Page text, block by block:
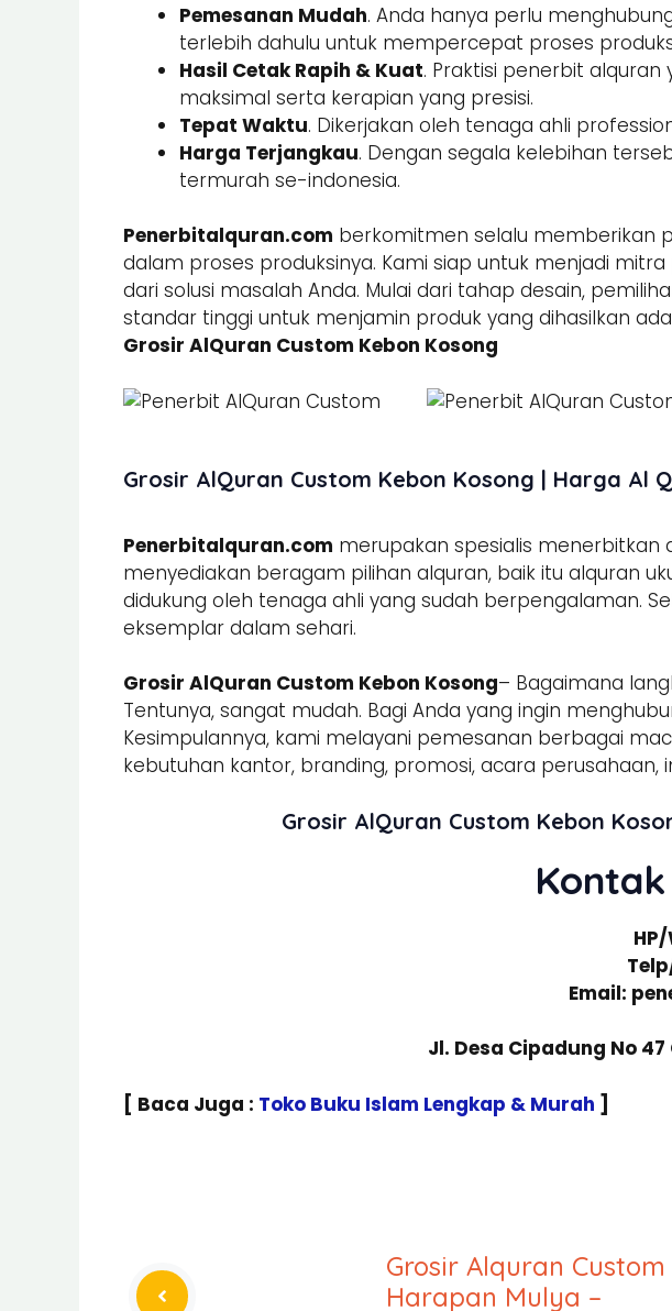
Pemesanan Mudah. Anda hanya perlu
terlebih dahulu untuk mempercepat proses
Hasil Cetak Rapih & Kuat. Praktisi penerbit
maksimal serta kerapian yang presisi.
Tepat Waktu. Dikerjakan oleh tenaga ahli
Harga Terjangkau. Dengan segala kelebihan
termurah se-indonesia.
Penerbitalquran.com berkomitmen selalu memberikan
dalam proses produksinya. Kami siap untuk menjadi
dari solusi masalah Anda. Mulai dari tahap desain,
standar tinggi untuk menjamin produk yang dihasilkan
Grosir AlQuran Custom Kebon Kosong
Grosir AlQuran Custom Kebon Kosong | Harga Al
Penerbitalquran.com merupakan spesialis menerbitkan
menyediakan beragam pilihan alquran, baik itu alquran
didukung oleh tenaga ahli yang sudah berpengalaman.
eksemplar dalam sehari.
Grosir AlQuran Custom Kebon Kosong– Bagaimana
Tentunya, sangat mudah. Bagi Anda yang ingin
Kesimpulannya, kami melayani pemesanan berbagai
kebutuhan kantor, branding, promosi, acara perusahaan,
Grosir AlQuran Custom Kebon
Email:
Jl. Desa Cipadung No
[ Baca Juga : Toko Buku Islam Lengkap & Murah ]
Grosir Alquran Custom
Harapan Mulya –